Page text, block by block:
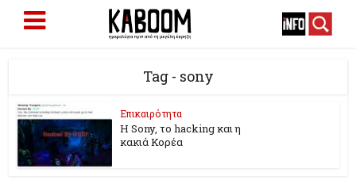
Tag - sony
Επικαιρότητα
Η Sony, το hacking και η
κακιά Κορέα